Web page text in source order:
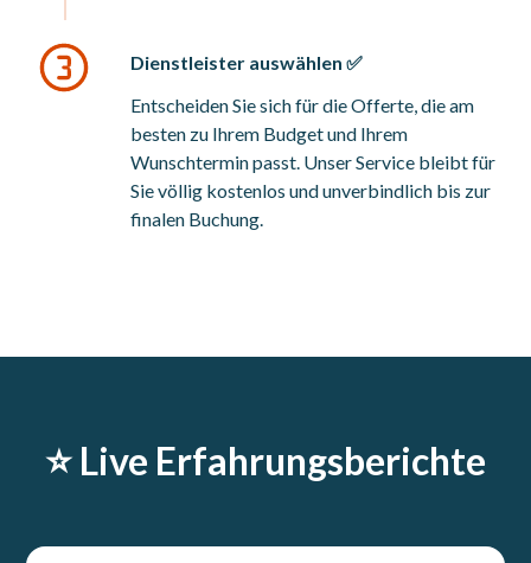
Dienstleister auswählen ✅
Entscheiden Sie sich für die Offerte, die am
besten zu Ihrem Budget und Ihrem
Wunschtermin passt. Unser Service bleibt für
Sie völlig kostenlos und unverbindlich bis zur
finalen Buchung.
⭐️ Live Erfahrungsberichte